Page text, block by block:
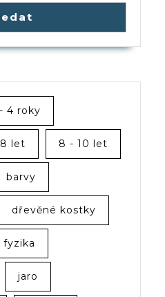
4 roky
let 8 - 10 let
barvy
dřevěné kostky
fyzika
jaro